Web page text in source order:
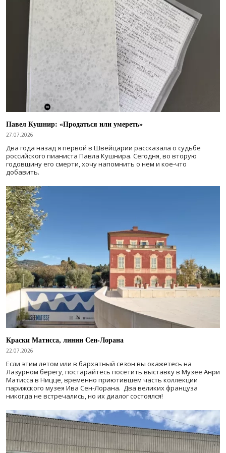
Павел Кушнир: «Продаться или умереть»
27.07.2026
Два года назад я первой в Швейцарии рассказала о судьбе
российского пианиста Павла Кушнира. Сегодня, во вторую
годовщину его смерти, хочу напомнить о нем и кое-что
добавить.
Краски Матисса, линии Сен-Лорана
22.07.2026
Если этим летом или в бархатный сезон вы окажетесь на
Лазурном берегу, постарайтесь посетить выставку в Музее Анри
Матисса в Ницце, временно приютившем часть коллекции
парижского музея Ива Сен-Лорана. Два великих француза
никогда не встречались, но их диалог состоялся!